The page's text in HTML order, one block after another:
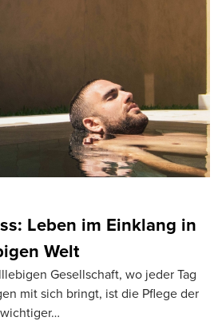
Leben im Einklang in
Welt
Gesellschaft, wo jeder Tag
mit sich bringt, ist die Pflege der